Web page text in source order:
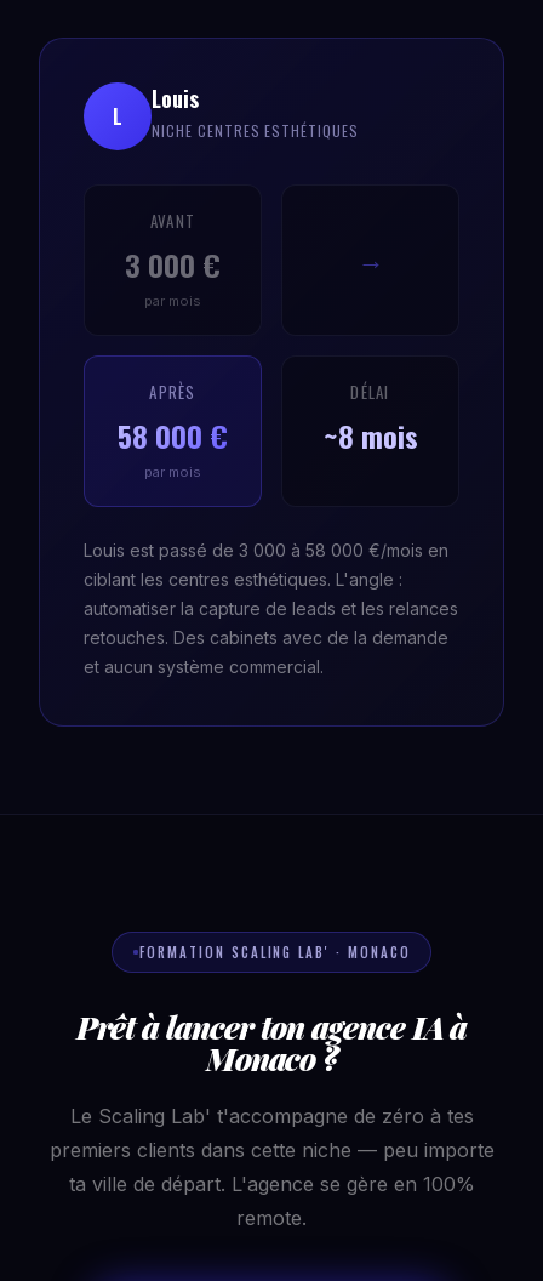
L
Louis
NICHE CENTRES ESTHÉTIQUES
AVANT
3 000 €
par mois
→
APRÈS
58 000 €
par mois
DÉLAI
~8 mois
Louis est passé de 3 000 à 58 000 €/mois en
ciblant les centres esthétiques. L'angle :
automatiser la capture de leads et les relances
retouches. Des cabinets avec de la demande
et aucun système commercial.
FORMATION SCALING LAB' · MONACO
Prêt à lancer ton agence IA à
Monaco ?
Le Scaling Lab' t'accompagne de zéro à tes
premiers clients dans cette niche — peu importe
ta ville de départ. L'agence se gère en 100%
remote.